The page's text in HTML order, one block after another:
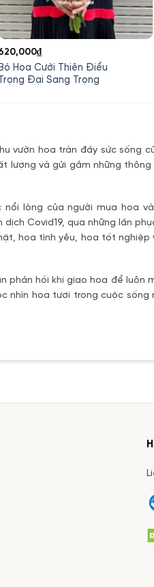
Bó Hoa Cưới Thiên Điểu
Đại Sang Trọng
₫
vườn hoa tràn đầy sức sống
lượng và gửi gắm những
lòng của người mua hoa
Covid19, qua những lần
hoa tình yêu, hoa tốt nghiệp
phản hồi khi giao hoa để
nhìn hoa tươi trong cuộc sống